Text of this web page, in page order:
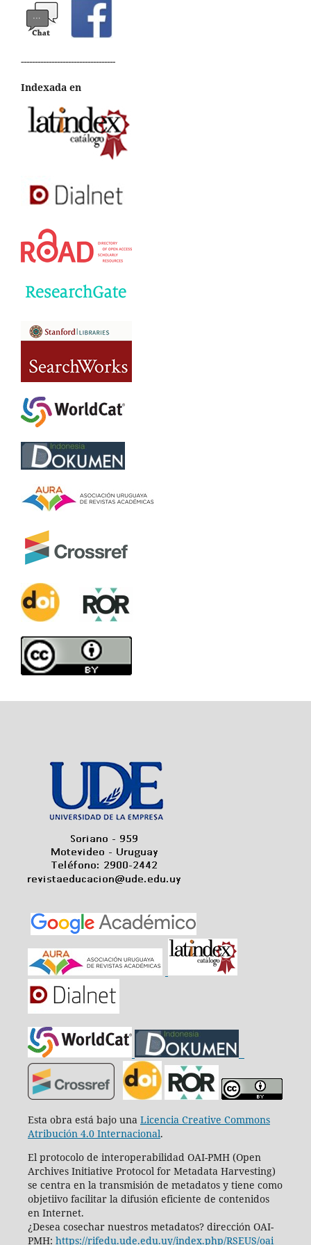
----------------------------------
Indexada en
Esta obra está bajo una Licencia Creative Commons
Atribución 4.0 Internacional.
El protocolo de interoperabilidad OAI-PMH (Open
Archives Initiative Protocol for Metadata Harvesting)
se centra en la transmisión de metadatos y tiene como
objetiivo facilitar la difusión eficiente de contenidos
en Internet.
¿Desea cosechar nuestros metadatos? dirección OAI-
PMH: https://rifedu.ude.edu.uy/index.php/RSEUS/oai